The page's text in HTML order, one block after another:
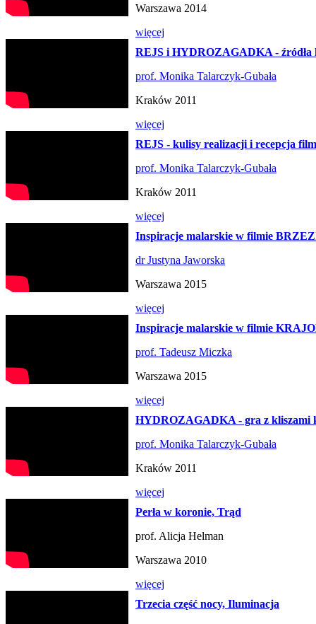
Warszawa 2014
więcej
REJS i HYDROZAGADKA - źródła
prof. Monika Talarczyk-Gubała
Kraków 2011
więcej
REJS - kulisy realizacji i recepcja
prof. Monika Talarczyk-Gubała
Kraków 2011
więcej
Inspiracje malarskie w filmie
dr Justyna Jaworska
Warszawa 2015
więcej
Inspiracje malarskie w filmie
prof. Tadeusz Miczka
Warszawa 2015
więcej
HYDROZAGADKA - gra z kliszami
prof. Monika Talarczyk-Gubała
Kraków 2011
więcej
Perła w koronie, Trąd
prof. Alicja Helman
Warszawa 2010
więcej
Trzecia część nocy, Iluminacja